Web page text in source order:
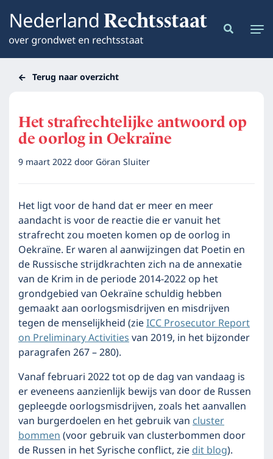
Terug naar overzicht
Het strafrechtelijke antwoord op
de oorlog in Oekraïne
9 maart 2022door Göran Sluiter
Het ligt voor de hand dat er meer en meer
aandacht is voor de reactie die er vanuit het
strafrecht zou moeten komen op de oorlog in
Oekraïne. Er waren al aanwijzingen dat Poetin en
de Russische strijdkrachten zich na de annexatie
van de Krim in de periode 2014-2022 op het
grondgebied van Oekraïne schuldig hebben
gemaakt aan oorlogsmisdrijven en misdrijven
tegen de menselijkheid (zieICC Prosecutor Report
on Preliminary Activitiesvan 2019, in het bijzonder
paragrafen 267 – 280).
Vanaf februari 2022 tot op de dag van vandaag is
er eveneens aanzienlijk bewijs van door de Russen
gepleegde oorlogsmisdrijven, zoals het aanvallen
van burgerdoelen en het gebruik vancluster
bommen(voor gebruik van clusterbommen door
de Russen in het Syrische conflict, ziedit blog).